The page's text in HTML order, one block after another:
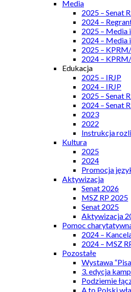
Media
2025 – Senat
2024 –
2025 – Media
2024 – Media
2025 –
2024 –
Edukacja
2025 – IRJP
2024 – IRJP
2025 – Senat
2024 – Senat
2023
2022
Instrukcja
Kultura
2025
2024
Promocja
Aktywizacja
Senat 2026
MSZ RP 2025
Senat 2025
Aktywizacja
Pomoc
2024 –
2024 – MSZ
Pozostałe
Wystawa
3. edycja
Podziemie
A to Polski